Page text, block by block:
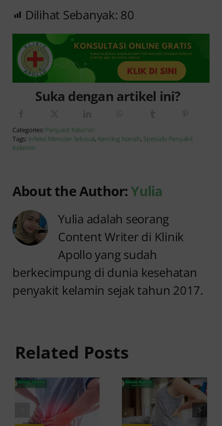
Dilihat Sebanyak: 80
Suka dengan artikel ini?
Categories: Penyakit Kelamin
Tags: Infeksi Menular Seksual, Kencing Nanah, Spesialis Penyakit
Kelamin
About the Author:Yulia
Yulia adalah seorang
Content Writer di Klinik
Apollo yang sudah
berkecimpung di dunia kesehatan
penyakit kelamin sejak tahun 2017.
Related Posts
Penyebab
Sering
Kambuh
dan Cara
Atasinya
Anyang
Penyebab
dan
Solusinya